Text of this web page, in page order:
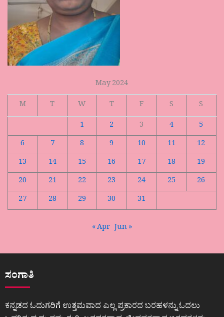
May 2024
M
T W T F S
S
1
2 3 4
5
6
7 8 9 10 11
12
13
14 15 16 17 18
19
20
21 22 23 24 25
26
27
28 29 30 31
« Apr Jun »
ಸಂಗಾತಿ
ಕನ್ನಡದ ಓದುಗರಿಗೆ ಉತ್ತಮವಾದ ಎಲ್ಲ ಪ್ರಕಾರದ ಬರಹಳನ್ನು ಓದಲು